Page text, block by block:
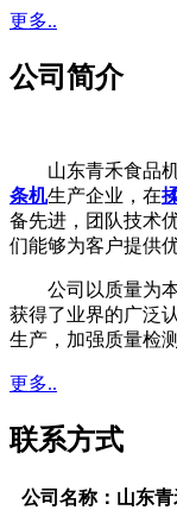
更多..
公司简介
山东青禾食品机
条机生产企业，在
备先进，团队技术
们能够为客户提供
公司以质量为本
获得了业界的广泛
生产，加强质量检测
更多..
联系方式
公司名称：山东